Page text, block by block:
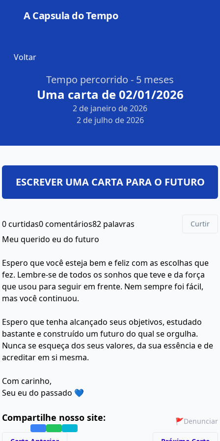
A Capsula do Tempo
Voltar
Tempo percorrido - 5 meses
Uma carta de 02/01/2026
2 de janeiro de 2026
2 de julho de 2026
0 curtidas0 comentários82 palavras Curtir
Meu querido eu do futuro
Espero que você esteja bem e feliz com as escolhas que
fez. Lembre-se de todos os sonhos que teve e da força
que usou para seguir em frente. Nem sempre foi fácil,
mas você continuou.
Espero que tenha alcançado seus objetivos, estudado
bastante e construído um futuro do qual se orgulha.
Nunca se esqueça dos seus valores, da sua essência e de
acreditar em si mesma.
Com carinho,
Seu eu do passado 💙
Compartilhe nosso site: 🚩Denunciar
ESCREVER UMA CARTA PARA O FUTURO